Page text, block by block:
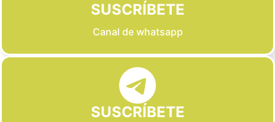
SUSCRÍBETE
Canal de whatsapp
SUSCRÍBETE